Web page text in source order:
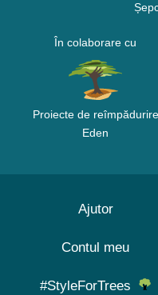
În colaborare cu
Proiecte de reîmpădurire
Eden
Ajutor
Contul meu
#StyleForTrees